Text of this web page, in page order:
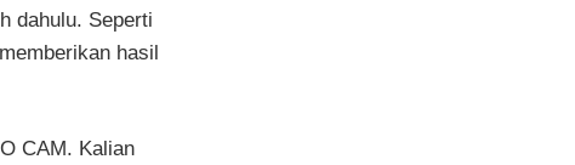
dahulu. Seperti
hasil
CAM. Kalian